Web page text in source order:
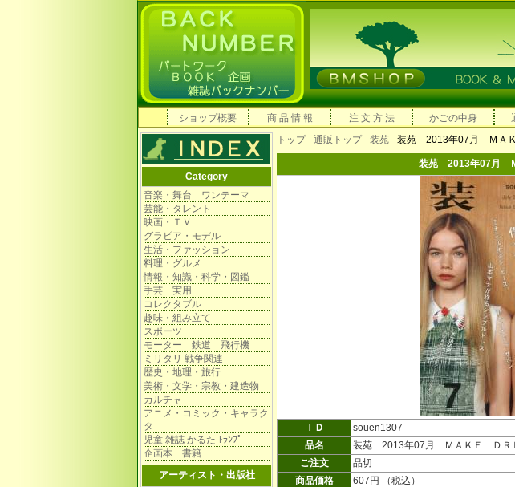
ショップ概要
商 品 情 報 注 文 方 法 かごの中身
Category
音楽・舞台 ワンテーマ
芸能・タレント
映画・ＴＶ
グラビア・モデル
生活・ファッション
料理・グルメ
情報・知識・科学・図鑑
手芸 実用
コレクタブル
趣味・組み立て
スポーツ
モーター 鉄道 飛行機
ミリタリ 戦争関連
歴史・地理・旅行
美術・文学・宗教・建造物
カルチャ
アニメ・コミック・キャラク
タ
児童 雑誌 かるた ﾄﾗﾝﾌﾟ
企画本 書籍
アーティスト・出版社
トップ- 通販トップ- 装苑 - 装苑 2013年07月 ＭＡ
装苑 2013年07月
ＩＤ
souen1307
品名
装苑 2013年07月 ＭＡＫＥ ＤＲ
ご注文
品切
商品価格
607円 （税込）